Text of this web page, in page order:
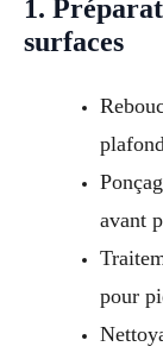
1.
surfaces
avant
pour